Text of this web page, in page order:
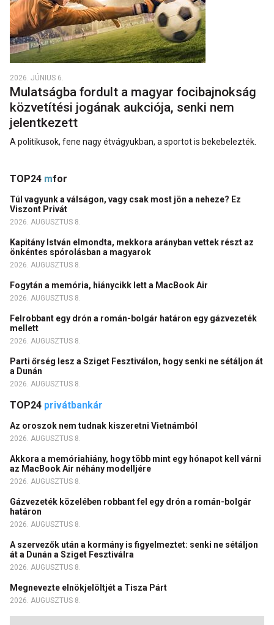
2026. JÚNIUS 6.
Mulatságba fordult a magyar focibajnokság
közvetítési jogának aukciója, senki nem
jelentkezett
A politikusok, fene nagy étvágyukban, a sportot is bekebelezték.
TOP24 mfor
Túl vagyunk a válságon, vagy csak most jön a neheze? Ez
Viszont Privát
2026. AUGUSZTUS 8.
Kapitány István elmondta, mekkora arányban vettek részt az
önkéntes spórolásban a magyarok
2026. AUGUSZTUS 8.
Fogytán a memória, hiánycikk lett a MacBook Air
2026. AUGUSZTUS 8.
Felrobbant egy drón a román-bolgár határon egy gázvezeték
mellett
2026. AUGUSZTUS 8.
Parti őrség lesz a Sziget Fesztiválon, hogy senki ne sétáljon át
a Dunán
2026. AUGUSZTUS 8.
TOP24 privátbankár
Az oroszok nem tudnak kiszeretni Vietnámból
2026. AUGUSZTUS 8.
Akkora a memóriahiány, hogy több mint egy hónapot kell várni
az MacBook Air néhány modelljére
2026. AUGUSZTUS 8.
Gázvezeték közelében robbant fel egy drón a román-bolgár
határon
2026. AUGUSZTUS 8.
A szervezők után a kormány is figyelmeztet: senki ne sétáljon
át a Dunán a Sziget Fesztiválra
2026. AUGUSZTUS 8.
Megnevezte elnökjelöltjét a Tisza Párt
2026. AUGUSZTUS 8.